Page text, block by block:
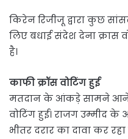
किरेन रिजीजू द्वारा कुछ
लिए बधाई संदेश देना क्रास
है।
काफी क्रॉस वोटिंग हुई
मतदान के आंकड़े सामने आने
वोटिंग हुई। राजग उम्मीद
भीतर दरार का दावा कर